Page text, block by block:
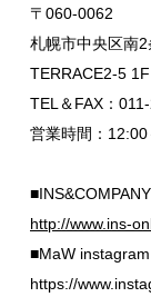
〒060-0062
札幌市中央区南2
TERRACE2-5 1F
TEL＆FAX：
営業時間：
http://www.ins-
■MaW instagram
https://